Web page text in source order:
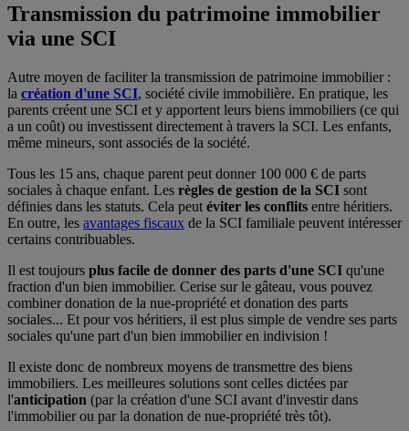
Transmission du patrimoine immobilier
via une SCI
Autre moyen de faciliter la transmission de patrimoine immobilier :
la création d'une SCI, société civile immobilière. En pratique, les
parents créent une SCI et y apportent leurs biens immobiliers (ce qui
a un coût) ou investissent directement à travers la SCI. Les enfants,
même mineurs, sont associés de la société.
Tous les 15 ans, chaque parent peut donner 100 000 € de parts
sociales à chaque enfant. Les règles de gestion de la SCI sont
définies dans les statuts. Cela peut éviter les conflits entre héritiers.
En outre, les avantages fiscaux de la SCI familiale peuvent intéresser
certains contribuables.
Il est toujours plus facile de donner des parts d'une SCI qu'une
fraction d'un bien immobilier. Cerise sur le gâteau, vous pouvez
combiner donation de la nue-propriété et donation des parts
sociales... Et pour vos héritiers, il est plus simple de vendre ses parts
sociales qu'une part d'un bien immobilier en indivision !
Il existe donc de nombreux moyens de transmettre des biens
immobiliers. Les meilleures solutions sont celles dictées par
l'anticipation (par la création d'une SCI avant d'investir dans
l'immobilier ou par la donation de nue-propriété très tôt).